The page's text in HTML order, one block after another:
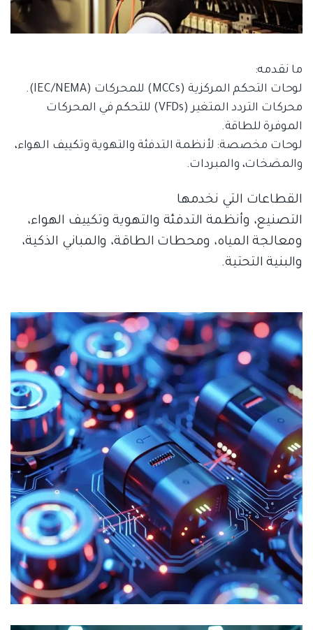
ما نقدمه:
لوحات التحكم المركزية (MCCs) للمحركات (IEC/NEMA).
محركات التردد المتغير (VFDs) للتحكم في المحركات
الموفرة للطاقة.
لوحات مخصصة: لأنظمة التدفئة والتهوية وتكييف الهواء،
والمضخات، والمبردات.
القطاعات التي نخدمها
التصنيع، وأنظمة التدفئة والتهوية وتكييف الهواء،
ومعالجة المياه، ومحطات الطاقة، والمباني الذكية،
والبنية التحتية.